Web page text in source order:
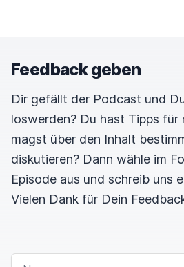
Feedback geben
Dir gefällt der Podcast und
loswerden? Du hast Tipps für
magst über den Inhalt
diskutieren? Dann wähle im
Episode aus und schreib uns
Vielen Dank für Dein
NAME